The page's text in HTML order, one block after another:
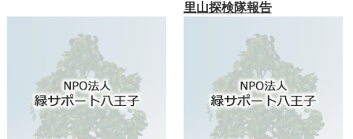
里山探検隊報告